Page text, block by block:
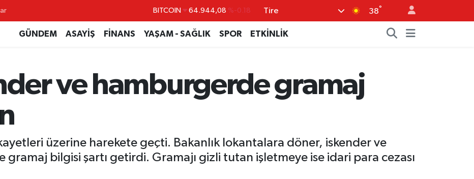
EURO 55,2510 %0.32
GRAM ALTIN %0.03
BİST100 13.779 %-14
Tire 38°
GÜNDEM ASAYİŞ FİNANS YAŞAM - SAĞLIK SPOR ETKİNLİK
ve hamburgerde gramaj
üzerine harekete geçti. Bakanlık lokantalara döner, iskender ve
bilgisi şartı getirdi. Gramajı gizli tutan işletmeye ise idari para cezası